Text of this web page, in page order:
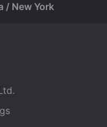
/ New York